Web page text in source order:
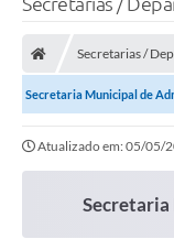
Secretarias /
Secretaria Municipal de
Atualizado em: 05/05/